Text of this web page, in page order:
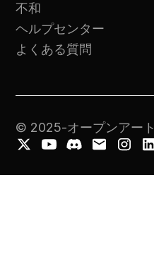
不和
ヘルプセンター
よくある質問
© 2025-オープンアート